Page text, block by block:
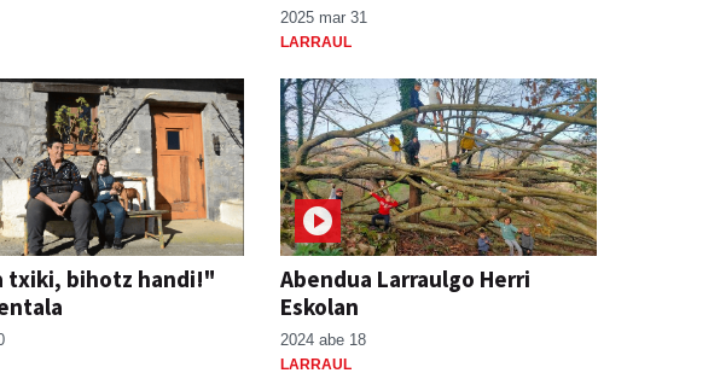
2025 mar 31
LARRAUL
txiki, bihotz handi!"
Abendua Larraulgo Herri
Eskolan
2024 abe 18
LARRAUL